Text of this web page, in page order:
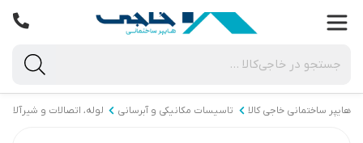
هایپر ساختمانی خاجی‌ کالا تاسیسات مکانیکی و آبرسانی لوله، اتصالات و شیرآلات